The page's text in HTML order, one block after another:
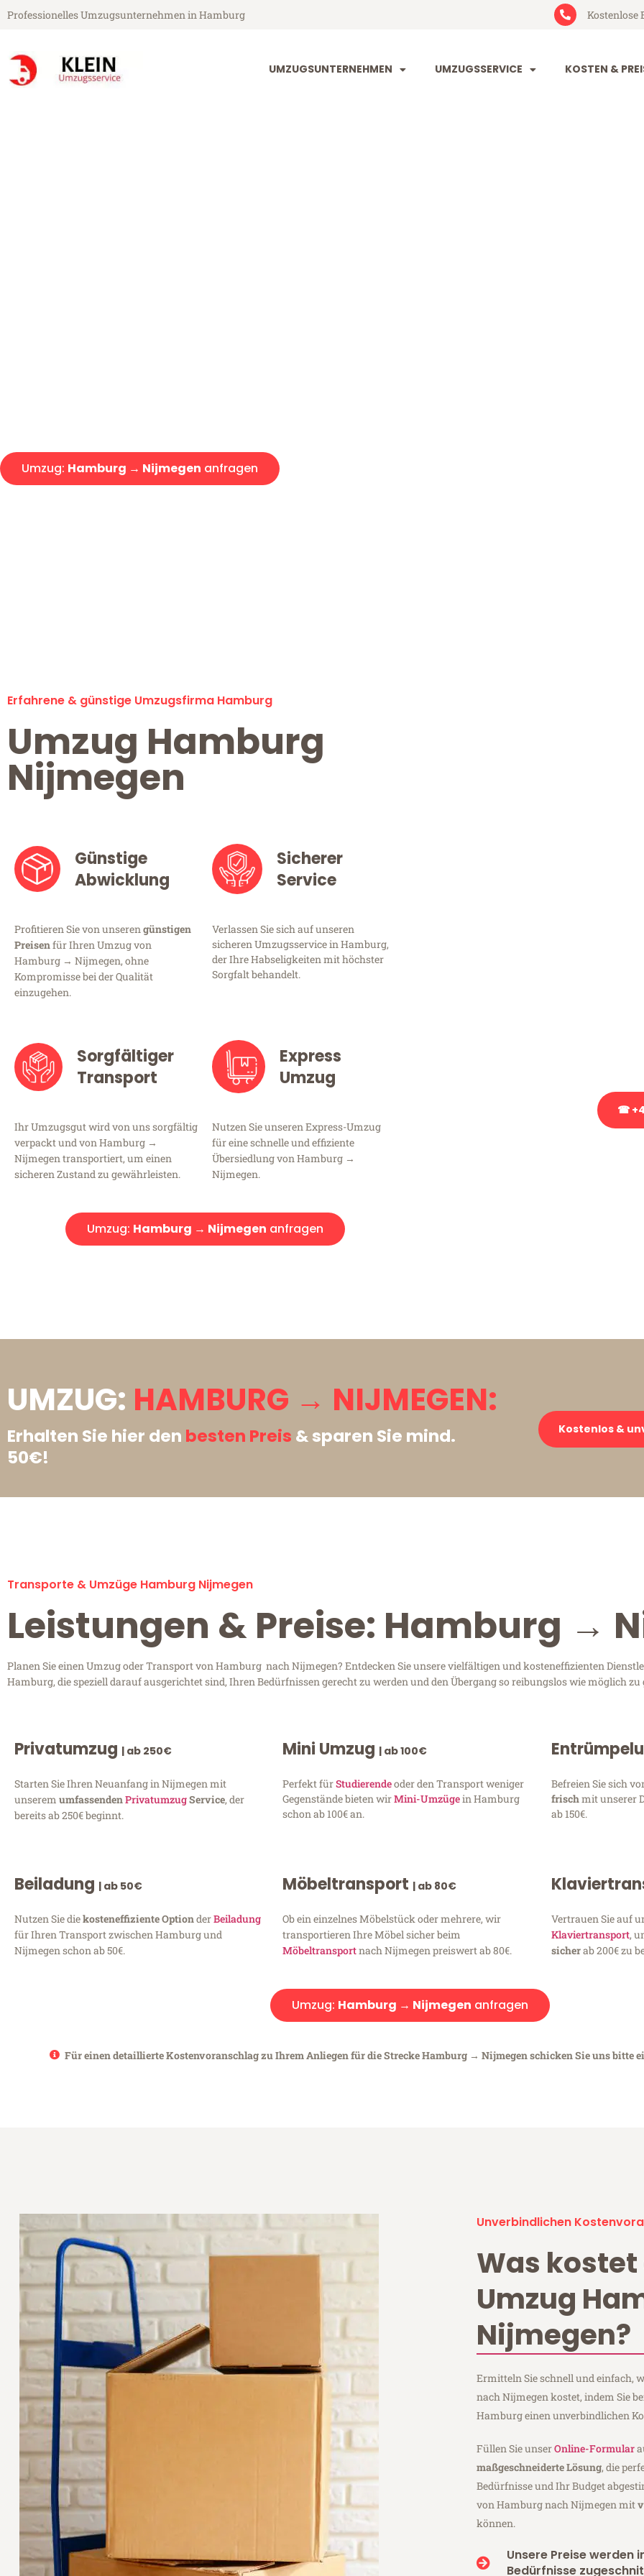
Professionelles Umzugsunternehmen in Hamburg Kostenlose
UMZUGSUNTERNEHMEN UMZUGSSERVICE KOSTEN &
Umzug: Hamburg → Nijmegen anfragen
Erfahrene & günstige Umzugsfirma Hamburg
Umzug Hamburg
Nijmegen
Günstige
Abwicklung
Profitieren Sie von unserengünstigen
Preisenfür Ihren Umzug von
Hamburg → Nijmegen, ohne
Kompromisse bei der Qualität
einzugehen.
Sicherer
Service
Verlassen Sie sich auf unseren
sicheren Umzugsservice in Hamburg,
der Ihre Habseligkeiten mit höchster
Sorgfalt behandelt.
Sorgfältiger
Transport
Ihr Umzugsgut wird von uns sorgfältig
verpackt und von Hamburg →
Nijmegen transportiert, um einen
sicheren Zustand zu gewährleisten.
Express
Umzug
Nutzen Sie unseren Express-Umzug
für eine schnelle und effiziente
Übersiedlung von Hamburg →
Nijmegen.
Umzug: Hamburg → Nijmegen anfragen
☎
UMZUG: HAMBURG → NIJMEGEN:
Erhalten Sie hier den besten Preis & sparen Sie mind.
50€!
Kostenlos &
Transporte & Umzüge Hamburg Nijmegen
Leistungen & Preise: Hamburg →
Planen Sie einen Umzug oder Transport von Hamburg nach Nijmegen? Entdecken Sie unsere vielfältigen und kosteneffizienten
Hamburg, die speziell darauf ausgerichtet sind, Ihren Bedürfnissen gerecht zu werden und den Übergang so reibungslos wie möglich zu
Privatumzug | ab 250€
Starten Sie Ihren Neuanfang in Nijmegen mit
unserem umfassendenPrivatumzugService, der
bereits ab 250€ beginnt.
Mini Umzug | ab 100€
Perfekt fürStudierendeoder den Transport weniger
Gegenstände bieten wirMini-Umzügein Hamburg
schon ab 100€ an.
Befreien Sie sich
frischmit unserer
ab 150€.
Beiladung | ab 50€
Nutzen Sie diekosteneffiziente OptionderBeiladung
für Ihren Transport zwischen Hamburg und
Nijmegen schon ab 50€.
Möbeltransport | ab 80€
Ob ein einzelnes Möbelstück oder mehrere, wir
transportieren Ihre Möbel sicher beim
Möbeltransportnach Nijmegen preiswert ab 80€.
Vertrauen Sie auf
Klaviertransport,
sicherab 200€ zu
Umzug: Hamburg → Nijmegen anfragen
Für einen detaillierte Kostenvoranschlag zu Ihrem Anliegen für die Strecke Hamburg → Nijmegen schicken Sie uns bitte
Unverbindlichen
Was kostet
Umzug
Nijmegen?
Ermitteln Sie schnell und einfach,
nach Nijmegen kostet, indem Sie
Hamburg einen unverbindlichen
Füllen Sie unserOnline-Formular
maßgeschneiderte Lösung, die
Bedürfnisse und Ihr Budget
von Hamburg nach Nijmegen mit
können.
Unsere Preise werden
Bedürfnisse